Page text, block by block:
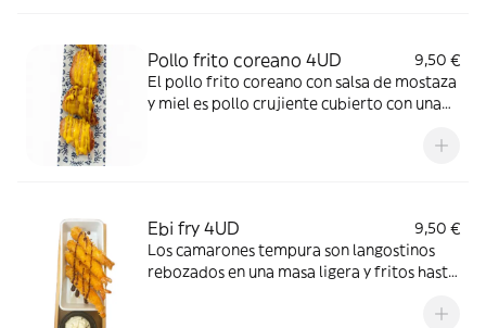
Pollo frito coreano 4UD
9,50 €
El pollo frito coreano con salsa de mostaza
y miel es pollo crujiente cubierto con una
Ebi fry 4UD
9,50 €
Los camarones tempura son langostinos
rebozados en una masa ligera y fritos hasta